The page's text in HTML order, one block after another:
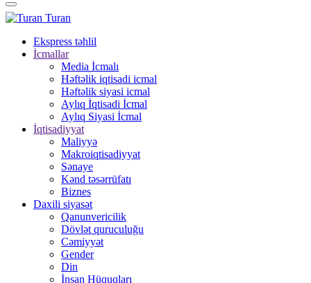
Turan
Ekspress təhlil
İcmallar
Media İcmalı
Həftəlik iqtisadi icmal
Həftəlik siyasi icmal
Aylıq İqtisadi İcmal
Aylıq Siyasi İcmal
İqtisadiyyat
Maliyyə
Makroiqtisadiyyat
Sənaye
Kənd təsərrüfatı
Biznes
Daxili siyasət
Qanunvericilik
Dövlət quruculuğu
Cəmiyyət
Gender
Din
İnsan Hüquqları